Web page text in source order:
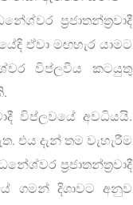
ප්‍රජාතන්ත්‍රවාදී
ඒවා මඟහැර යාමට
විප්ලවීය කටයුතු
විප්ලවයේ අවධියයි.
එය දැන් තම වැහැරීම
ප්‍රජාතන්ත්‍රවාදී
ගමන් දිශාවට අනුව